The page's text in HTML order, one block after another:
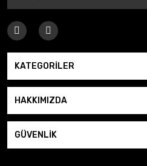
KATEGORİLER
HAKKIMIZDA
GÜVENLİK